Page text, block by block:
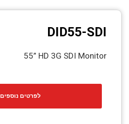
DID55-SDI
55” HD 3G SDI Monitor
לפרטים נוספים